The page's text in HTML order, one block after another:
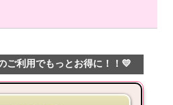
ご利用でもっとお得に！！💛